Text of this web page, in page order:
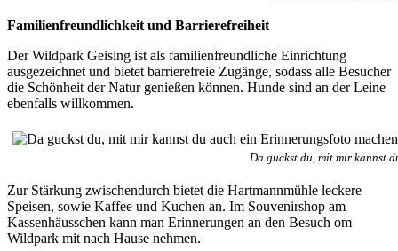
Familienfreundlichkeit und Barrierefreiheit
Der Wildpark Geising ist als familienfreundliche Einrichtung
ausgezeichnet und bietet barrierefreie Zugänge, sodass alle Besucher
die Schönheit der Natur genießen können. Hunde sind an der Leine
ebenfalls willkommen.
Da guckst du, mit mir kannst
Zur Stärkung zwischendurch bietet die Hartmannmühle leckere
Speisen, sowie Kaffee und Kuchen an. Im Souvenirshop am
Kassenhäusschen kann man Erinnerungen an den Besuch om
Wildpark mit nach Hause nehmen.